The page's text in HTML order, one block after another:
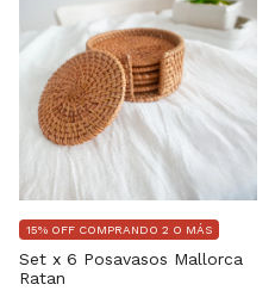
Set x 6 Posavasos Mallorca
Ratan
15% OFF COMPRANDO 2 O MÁS